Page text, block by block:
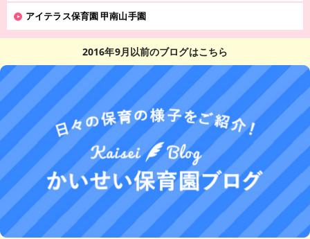
アイテラス保育園 甲南山手園
2016年9月以前のブログはこちら